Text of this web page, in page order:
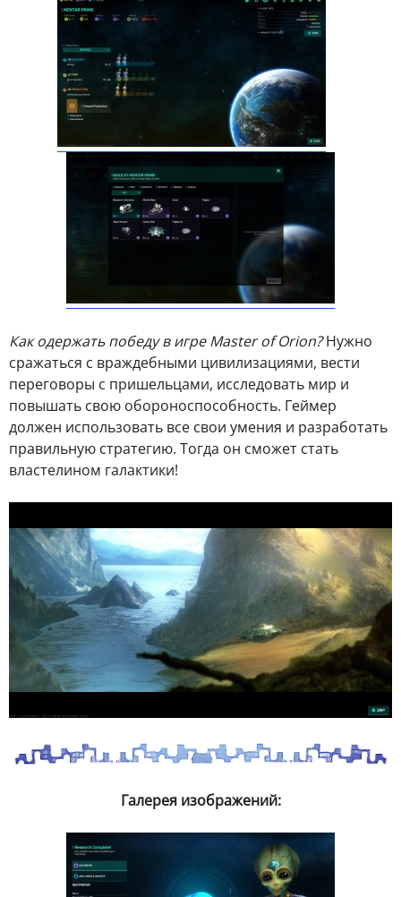
Как одержать победу в игре Master of Orion?Нужно
сражаться с враждебными цивилизациями, вести
переговоры с пришельцами, исследовать мир и
повышать свою обороноспособность. Геймер
должен использовать все свои умения и разработать
правильную стратегию. Тогда он сможет стать
властелином галактики!
Галерея изображений: